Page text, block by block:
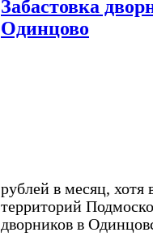
Забастовка
Одинцово
рублей в месяц,
территорий
дворников в